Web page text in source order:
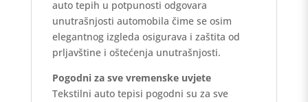
auto tepih u potpunosti odgovara
unutrašnjosti automobila čime se osim
elegantnog izgleda osigurava i zaštita od
prljavštine i oštećenja unutrašnjosti.
Pogodni za sve vremenske uvjete
Tekstilni auto tepisi pogodni su za sve